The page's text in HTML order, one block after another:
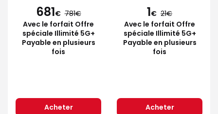
681€ 781
Avec le forfait Offre
spéciale Illimité 5G+
Payable en plusieurs
fois
Acheter
1€ 21
Avec le forfait Offre
spéciale Illimité 5G+
Payable en plusieurs
fois
Acheter